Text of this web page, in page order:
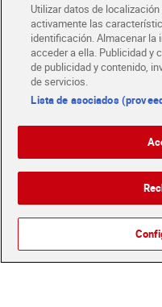
Dia
Pide hoy, recibe hoy
Entrega rápida y en la
Envío estandar por 4,99€
Glovo y Uber Eats
Solicita tu factura de Glovo
Disfruta las ventajas y
Descárgate la APP Dia
Utilizar datos de
activamente las
identificación. Almacenar
acceder a ella. Publicidad y
de publicidad y contenido,
de servicios.
Lista de asociados